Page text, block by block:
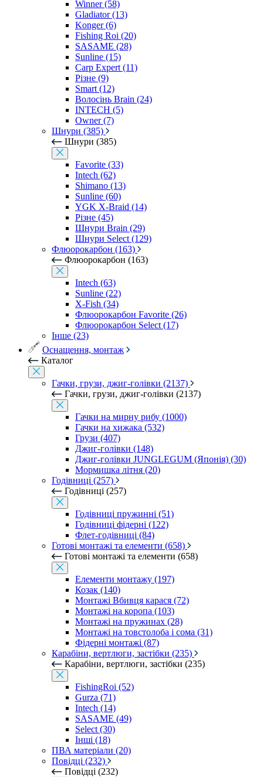
Winner (58)
Gladiator (13)
Konger (6)
Fishing Roi (20)
SASAME (28)
Sunline (15)
Carp Expert (11)
Різне (9)
Smart (12)
Волосінь Brain (24)
INTECH (5)
Owner (7)
Шнури (385)
Шнури (385)
Favorite (33)
Intech (62)
Shimano (13)
Sunline (60)
YGK X-Braid (14)
Різне (45)
Шнури Brain (29)
Шнури Select (129)
Флюорокарбон (163)
Флюорокарбон (163)
Intech (63)
Sunline (22)
X-Fish (34)
Флюорокарбон Favorite (26)
Флюорокарбон Select (17)
Інше (23)
Оснащення, монтаж
Каталог
Гачки, грузи, джиг-голівки (2137)
Гачки, грузи, джиг-голівки (2137)
Гачки на мирну рибу (1000)
Гачки на хижака (532)
Грузи (407)
Джиг-голівки (148)
Джиг-голівки JUNGLEGUM (Японія) (30)
Мормишка літня (20)
Годівниці (257)
Годівниці (257)
Годівниці пружинні (51)
Годівниці фідерні (122)
Флет-годівниці (84)
Готові монтажі та елементи (658)
Готові монтажі та елементи (658)
Елементи монтажу (197)
Козак (140)
Монтажі Вбивця карася (72)
Монтажі на коропа (103)
Монтажі на пружинах (28)
Монтажі на товстолоба і сома (31)
Фідерні монтажі (87)
Карабіни, вертлюги, застібки (235)
Карабіни, вертлюги, застібки (235)
FishingRoi (52)
Gurza (71)
Intech (14)
SASAME (49)
Select (30)
Інші (18)
ПВА матеріали (20)
Повідці (232)
Повідці (232)